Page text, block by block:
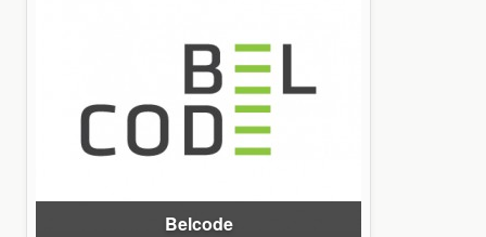
Belcode